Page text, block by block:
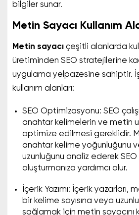
bilgiler sunar.
Metin Sayacı Kullanım
Metin sayacı çeşitli alanlarda
üretiminden SEO stratejilerine
uygulama yelpazesine sahiptir.
kullanım alanları:
SEO Optimizasyonu: SEO
anahtar kelimelerin ve metin
optimize edilmesi gereklidir.
anahtar kelime yoğunluğunu
uzunluğunu analiz ederek
oluşturmanıza yardımcı olur.
İçerik Yazımı: İçerik yazarları,
bir kelime sayısına veya
sağlamak için metin sayacını